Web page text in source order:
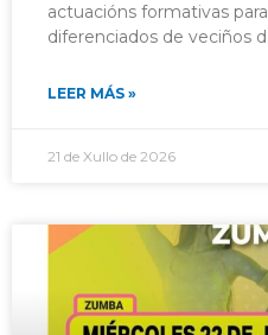
actuacións formativas
diferenciados de veciños
LEER MÁS »
21 de Xullo de 2026